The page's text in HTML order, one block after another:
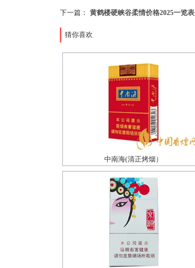
下一篇： 黄鹤楼硬峡谷柔情价格2025一览表
猜你喜欢
中南海(清正烤烟）